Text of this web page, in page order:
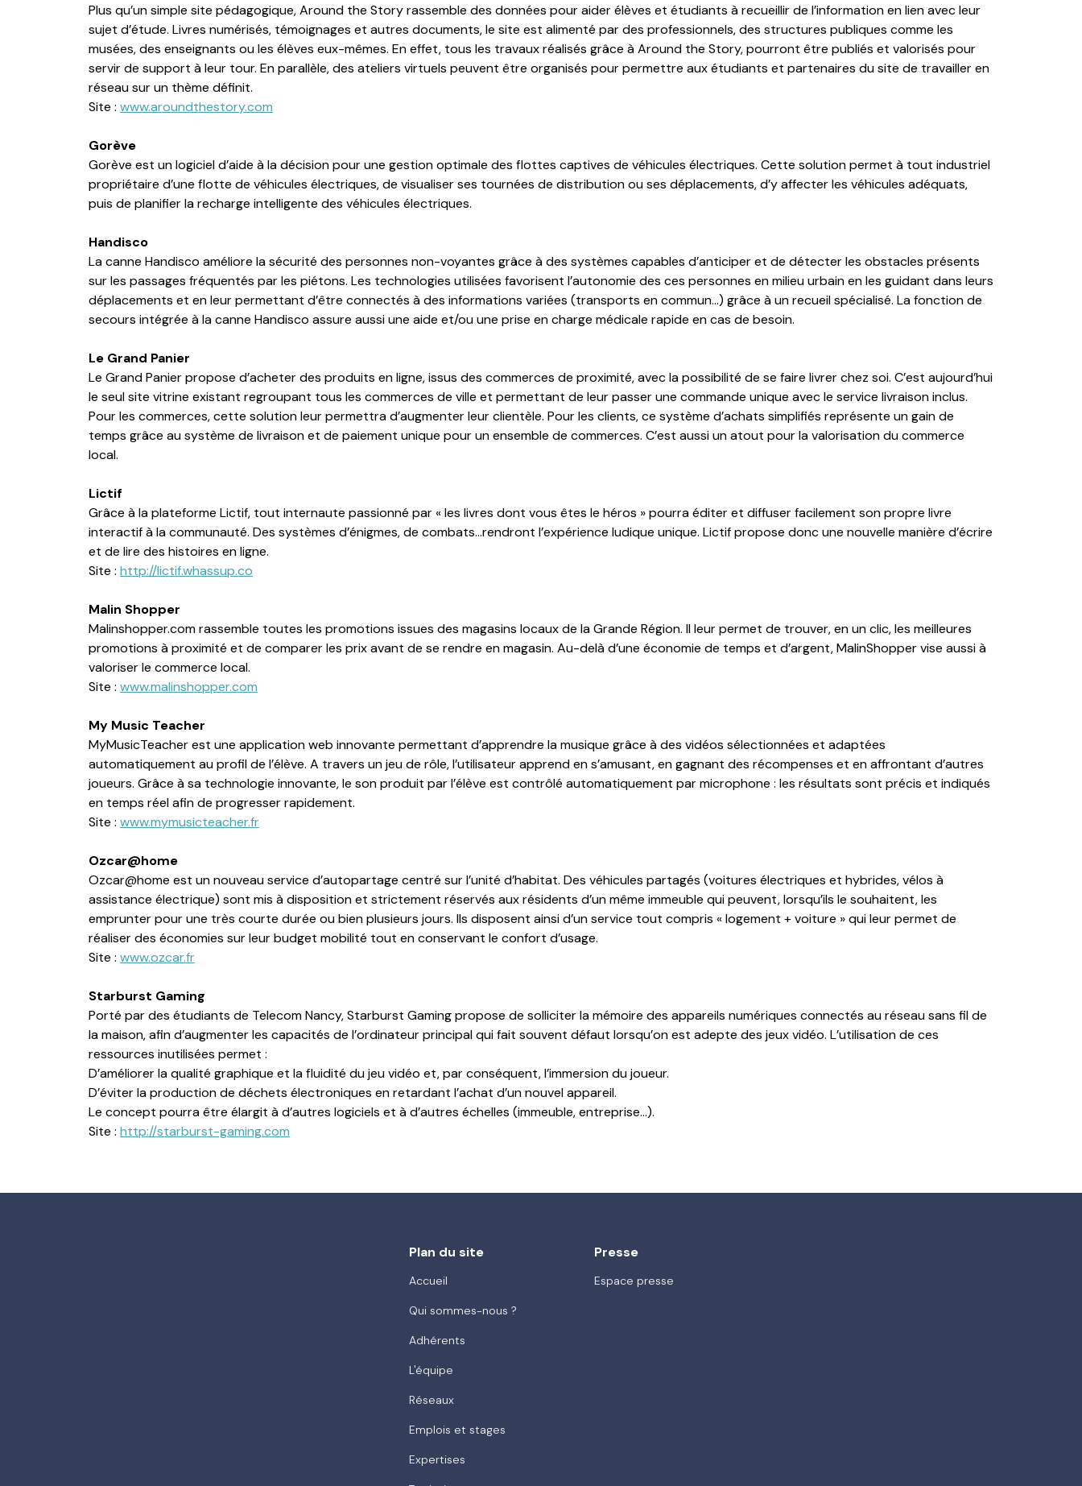
Plus qu’un simple site pédagogique, Around the Story rassemble des données pour aider élèves et étudiants à recueillir de l’information en lien avec leur
sujet d’étude. Livres numérisés, témoignages et autres documents, le site est alimenté par des professionnels, des structures publiques comme les
musées, des enseignants ou les élèves eux-mêmes. En effet, tous les travaux réalisés grâce à Around the Story, pourront être publiés et valorisés pour
servir de support à leur tour. En parallèle, des ateliers virtuels peuvent être organisés pour permettre aux étudiants et partenaires du site de travailler en
réseau sur un thème définit.
Site : www.aroundthestory.com
Gorève
Gorève est un logiciel d’aide à la décision pour une gestion optimale des flottes captives de véhicules électriques. Cette solution permet à tout industriel
propriétaire d’une flotte de véhicules électriques, de visualiser ses tournées de distribution ou ses déplacements, d’y affecter les véhicules adéquats,
puis de planifier la recharge intelligente des véhicules électriques.
Handisco
La canne Handisco améliore la sécurité des personnes non-voyantes grâce à des systèmes capables d’anticiper et de détecter les obstacles présents
sur les passages fréquentés par les piétons. Les technologies utilisées favorisent l’autonomie des ces personnes en milieu urbain en les guidant dans leurs
déplacements et en leur permettant d’être connectés à des informations variées (transports en commun…) grâce à un recueil spécialisé. La fonction de
secours intégrée à la canne Handisco assure aussi une aide et/ou une prise en charge médicale rapide en cas de besoin.
Le Grand Panier
Le Grand Panier propose d’acheter des produits en ligne, issus des commerces de proximité, avec la possibilité de se faire livrer chez soi. C’est aujourd’hui
le seul site vitrine existant regroupant tous les commerces de ville et permettant de leur passer une commande unique avec le service livraison inclus.
Pour les commerces, cette solution leur permettra d’augmenter leur clientèle. Pour les clients, ce système d’achats simplifiés représente un gain de
temps grâce au système de livraison et de paiement unique pour un ensemble de commerces. C’est aussi un atout pour la valorisation du commerce
local.
Lictif
Grâce à la plateforme Lictif, tout internaute passionné par « les livres dont vous êtes le héros » pourra éditer et diffuser facilement son propre livre
interactif à la communauté. Des systèmes d’énigmes, de combats…rendront l’expérience ludique unique. Lictif propose donc une nouvelle manière d’écrire
et de lire des histoires en ligne.
Site : http://lictif.whassup.co
Malin Shopper
Malinshopper.com rassemble toutes les promotions issues des magasins locaux de la Grande Région. Il leur permet de trouver, en un clic, les meilleures
promotions à proximité et de comparer les prix avant de se rendre en magasin. Au-delà d’une économie de temps et d’argent, MalinShopper vise aussi à
valoriser le commerce local.
Site : www.malinshopper.com
My Music Teacher
MyMusicTeacher est une application web innovante permettant d’apprendre la musique grâce à des vidéos sélectionnées et adaptées
automatiquement au profil de l’élève. A travers un jeu de rôle, l’utilisateur apprend en s’amusant, en gagnant des récompenses et en affrontant d’autres
joueurs. Grâce à sa technologie innovante, le son produit par l’élève est contrôlé automatiquement par microphone : les résultats sont précis et indiqués
en temps réel afin de progresser rapidement.
Site : www.mymusicteacher.fr
Ozcar@home
Ozcar@home est un nouveau service d’autopartage centré sur l’unité d’habitat. Des véhicules partagés (voitures électriques et hybrides, vélos à
assistance électrique) sont mis à disposition et strictement réservés aux résidents d’un même immeuble qui peuvent, lorsqu’ils le souhaitent, les
emprunter pour une très courte durée ou bien plusieurs jours. Ils disposent ainsi d’un service tout compris « logement + voiture » qui leur permet de
réaliser des économies sur leur budget mobilité tout en conservant le confort d’usage.
Site : www.ozcar.fr
Starburst Gaming
Porté par des étudiants de Telecom Nancy, Starburst Gaming propose de solliciter la mémoire des appareils numériques connectés au réseau sans fil de
la maison, afin d’augmenter les capacités de l’ordinateur principal qui fait souvent défaut lorsqu’on est adepte des jeux vidéo. L’utilisation de ces
ressources inutilisées permet :
D’améliorer la qualité graphique et la fluidité du jeu vidéo et, par conséquent, l’immersion du joueur.
D’éviter la production de déchets électroniques en retardant l’achat d’un nouvel appareil.
Le concept pourra être élargit à d’autres logiciels et à d’autres échelles (immeuble, entreprise…).
Site : http://starburst-gaming.com
Plan du site
Accueil
Qui sommes-nous ?
Adhérents
L'équipe
Réseaux
Emplois et stages
Expertises
Presse
Espace presse